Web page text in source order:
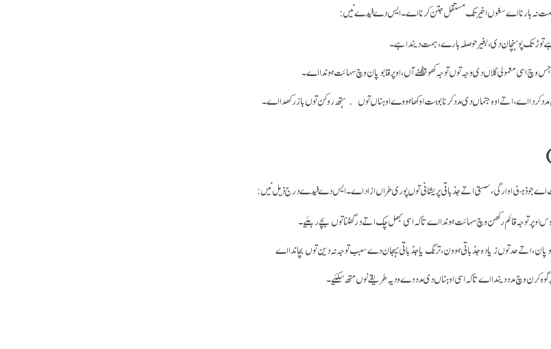
ہارنا اے سغوں اخیر تک مستقل جتن کرنا اے۔ ایس دے فیدے نیں:
توڑ تک پوہنچان دی، بغیر حوصلہ ہارے، ہمت دیندا ہے۔
جس وچ اسی معمولی گلاں دی وجہ توں توجہ کھو بیٹھنے آں، اوپر قابو پان وچ سہائت ہوندا اے۔
مدد کردا اے، اتے اوہ جنہاں دی مدد کرنا بوہت اوکھا ہووے اوہناں توں ہتھ روکن توں باز رکھدا اے۔
ذہنی اوارگی، سستی اتے جذباتی پریشانی توں پوری طراں ازاد اے۔ ایس دے فیدے درج ذیل نیں:
اوپر توجہ قائم رکھن وچ سہائت ہوندا اے تا کہ اسی بھل چک اتے درگھٹنا توں بچے رہئیے۔
اتے حد توں زیادہ جذباتی ہوون، ترنگ یا جذباتی ہیجان دے سبب توجہ نہ دین توں بچاندا اے
کرن وچ مدد دیندا اے تا کہ اسی اوہناں دی مدد دے ودیہ طریقے نوں متھ سکئیے۔